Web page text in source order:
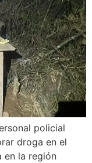
policial
droga en el
en la región